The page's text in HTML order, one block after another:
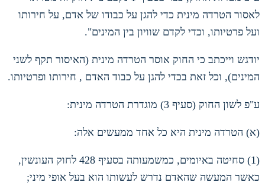
לאסור הטרדה מינית כדי להגן על כבודו של אדם, על חירותו
ועל פרטיותו, וכדי לקדם שוויון בין המינים".
יודגש וייכתב כי החוק אוסר הטרדה מינית (האיסור תקף לשני
המינים), וכל זאת בכדי להגן על כבוד האדם , חירותו ופרטיותו.
ע"פ לשון החוק (סעיף 3) מוגדרת הטרדה מינית:
(א) הטרדה מינית היא כל אחד ממעשים אלה:
(1) סחיטה באיומים, כמשמעותה בסעיף 428 לחוק העונשין,
כאשר המעשה שהאדם נדרש לעשותו הוא בעל אופי מיני;